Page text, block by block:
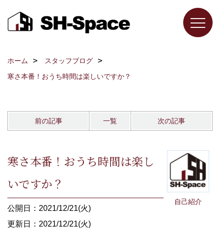
ホーム
スタッフブログ
寒さ本番！おうち時間は楽しいですか？
前の記事 一覧 次の記事
自己紹介
寒さ本番！おうち時間は楽し
いですか？
公開日：2021/12/21(火)
更新日：2021/12/21(火)